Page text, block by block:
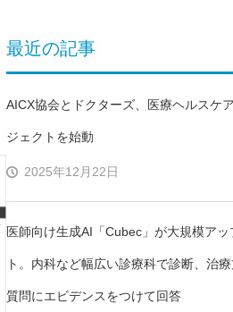
最近の記事
AICX協会とドクターズ、医療ヘルスケ
ジェクトを始動
2025年12月22日
医師向け生成AI「Cubec」が大規模アッ
ト。内科など幅広い診療科で診断、治
質問にエビデンスをつけて回答